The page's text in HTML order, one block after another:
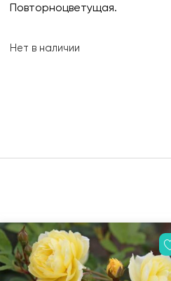
Повторноцветущая.
Нет в наличии